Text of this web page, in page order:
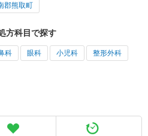
郡熊取町
方科目で探す
科 眼科 小児科 整形外科